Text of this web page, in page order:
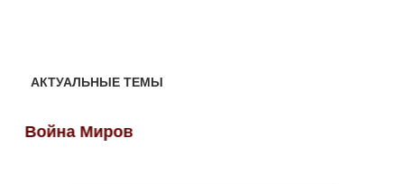
АКТУАЛЬНЫЕ ТЕМЫ
Война Миров